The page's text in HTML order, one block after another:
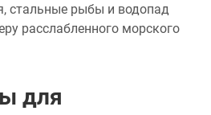
стальные рыбы и водопад
расслабленного морского
для